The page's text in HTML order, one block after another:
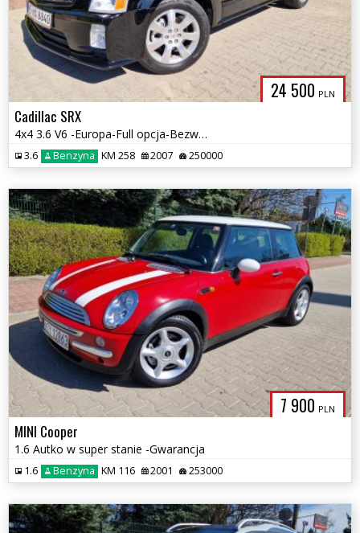
24 500 PLN
Cadillac SRX
4x4 3.6 V6 -Europa-Full opcja-Bezwypadkowy
3.6 Benzyna KM 258 2007 250000
7 900 PLN
MINI Cooper
1.6 Autko w super stanie -Gwarancja
1.6 Benzyna KM 116 2001 253000